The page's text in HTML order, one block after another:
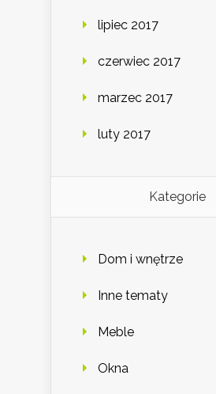
lipiec 2017
czerwiec 2017
marzec 2017
luty 2017
Kategorie
Dom i wnętrze
Inne tematy
Meble
Okna